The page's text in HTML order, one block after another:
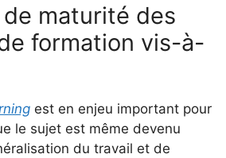
maturité des
formation vis-à-
est en enjeu important pour
le sujet est même devenu
du travail et de